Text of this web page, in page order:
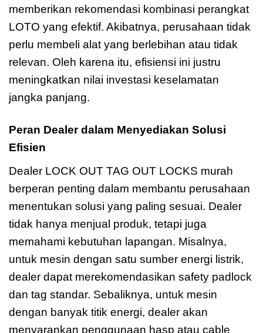
memberikan rekomendasi kombinasi perangkat
LOTO yang efektif. Akibatnya, perusahaan tidak
perlu membeli alat yang berlebihan atau tidak
relevan. Oleh karena itu, efisiensi ini justru
meningkatkan nilai investasi keselamatan
jangka panjang.
Peran Dealer dalam Menyediakan Solusi
Efisien
Dealer LOCK OUT TAG OUT LOCKS murah
berperan penting dalam membantu perusahaan
menentukan solusi yang paling sesuai. Dealer
tidak hanya menjual produk, tetapi juga
memahami kebutuhan lapangan. Misalnya,
untuk mesin dengan satu sumber energi listrik,
dealer dapat merekomendasikan safety padlock
dan tag standar. Sebaliknya, untuk mesin
dengan banyak titik energi, dealer akan
menyarankan penggunaan hasp atau cable